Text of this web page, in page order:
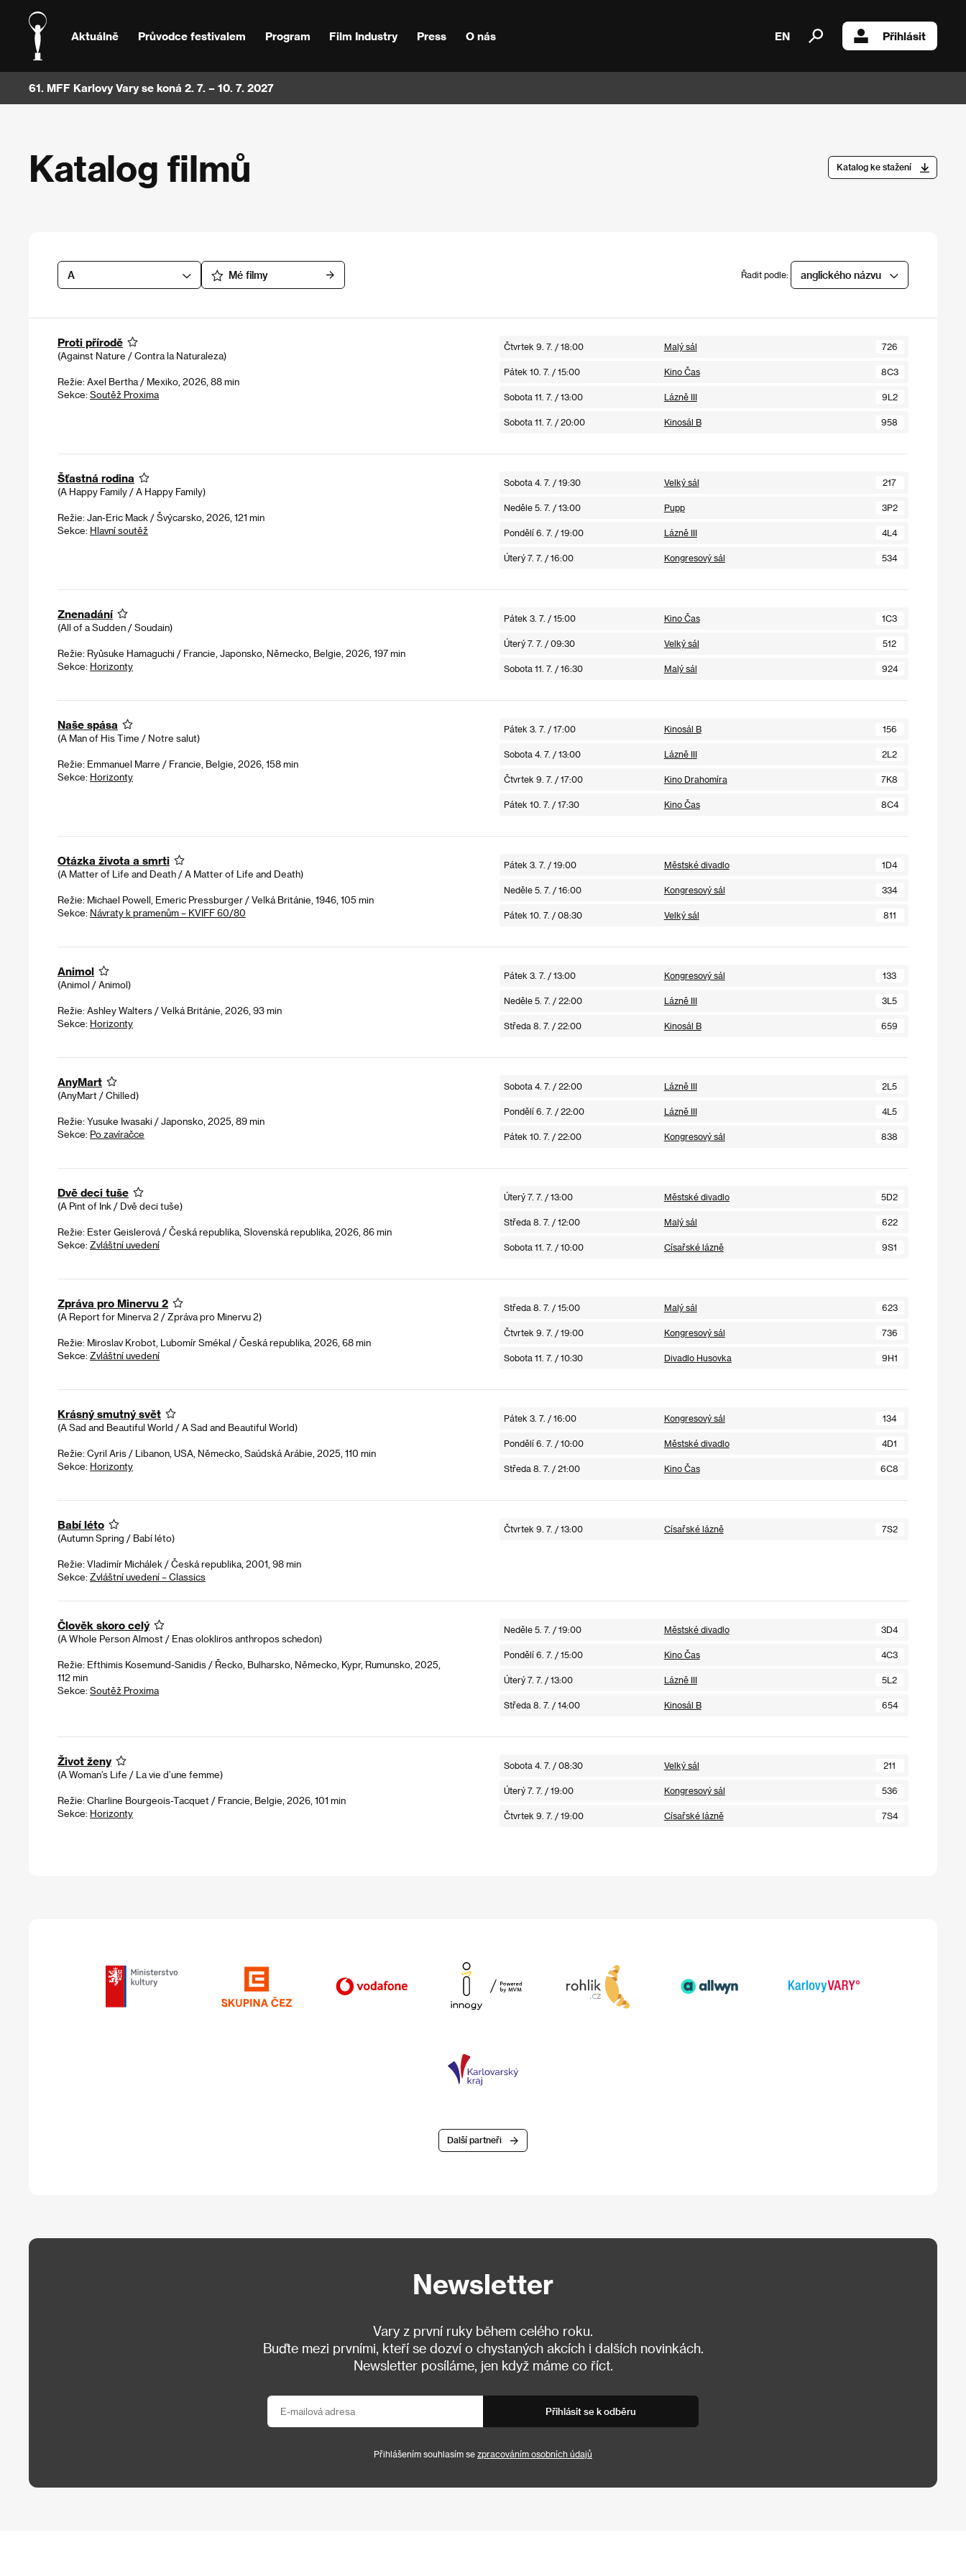
Aktuálně Průvodce festivalem Program Film Industry Press O nás EN Přihlásit
61. MFF Karlovy Vary se koná 2. 7. – 10. 7. 2027
Katalog filmů Katalog ke stažení
A Mé filmy Řadit podle: anglického názvu
Proti přírodě
(Against Nature / Contra la Naturaleza)
Režie: Axel Bertha / Mexiko, 2026, 88 min
Sekce: Soutěž Proxima
Čtvrtek 9. 7. / 18:00 Malý sál 726
Pátek 10. 7. / 15:00 Kino Čas 8C3
Sobota 11. 7. / 13:00 Lázně III 9L2
Sobota 11. 7. / 20:00 Kinosál B 958
Šťastná rodina
(A Happy Family / A Happy Family)
Režie: Jan-Eric Mack / Švýcarsko, 2026, 121 min
Sekce: Hlavní soutěž
Sobota 4. 7. / 19:30 Velký sál 217
Neděle 5. 7. / 13:00 Pupp 3P2
Pondělí 6. 7. / 19:00 Lázně III 4L4
Úterý 7. 7. / 16:00 Kongresový sál 534
Znenadání
(All of a Sudden / Soudain)
Režie: Ryûsuke Hamaguchi / Francie, Japonsko, Německo, Belgie, 2026, 197 min
Sekce: Horizonty
Pátek 3. 7. / 15:00 Kino Čas 1C3
Úterý 7. 7. / 09:30 Velký sál 512
Sobota 11. 7. / 16:30 Malý sál 924
Naše spása
(A Man of His Time / Notre salut)
Režie: Emmanuel Marre / Francie, Belgie, 2026, 158 min
Sekce: Horizonty
Pátek 3. 7. / 17:00 Kinosál B 156
Sobota 4. 7. / 13:00 Lázně III 2L2
Čtvrtek 9. 7. / 17:00 Kino Drahomíra 7K8
Pátek 10. 7. / 17:30 Kino Čas 8C4
Otázka života a smrti
(A Matter of Life and Death / A Matter of Life and Death)
Režie: Michael Powell, Emeric Pressburger / Velká Británie, 1946, 105 min
Sekce: Návraty k pramenům – KVIFF 60/80
Pátek 3. 7. / 19:00 Městské divadlo 1D4
Neděle 5. 7. / 16:00 Kongresový sál 334
Pátek 10. 7. / 08:30 Velký sál 811
Animol
(Animol / Animol)
Režie: Ashley Walters / Velká Británie, 2026, 93 min
Sekce: Horizonty
Pátek 3. 7. / 13:00 Kongresový sál 133
Neděle 5. 7. / 22:00 Lázně III 3L5
Středa 8. 7. / 22:00 Kinosál B 659
AnyMart
(AnyMart / Chilled)
Režie: Yusuke Iwasaki / Japonsko, 2025, 89 min
Sekce: Po zavíračce
Sobota 4. 7. / 22:00 Lázně III 2L5
Pondělí 6. 7. / 22:00 Lázně III 4L5
Pátek 10. 7. / 22:00 Kongresový sál 838
Dvě deci tuše
(A Pint of Ink / Dvě deci tuše)
Režie: Ester Geislerová / Česká republika, Slovenská republika, 2026, 86 min
Sekce: Zvláštní uvedení
Úterý 7. 7. / 13:00 Městské divadlo 5D2
Středa 8. 7. / 12:00 Malý sál 622
Sobota 11. 7. / 10:00 Císařské lázně 9S1
Zpráva pro Minervu 2
(A Report for Minerva 2 / Zpráva pro Minervu 2)
Režie: Miroslav Krobot, Lubomír Smékal / Česká republika, 2026, 68 min
Sekce: Zvláštní uvedení
Středa 8. 7. / 15:00 Malý sál 623
Čtvrtek 9. 7. / 19:00 Kongresový sál 736
Sobota 11. 7. / 10:30 Divadlo Husovka 9H1
Krásný smutný svět
(A Sad and Beautiful World / A Sad and Beautiful World)
Režie: Cyril Aris / Libanon, USA, Německo, Saúdská Arábie, 2025, 110 min
Sekce: Horizonty
Pátek 3. 7. / 16:00 Kongresový sál 134
Pondělí 6. 7. / 10:00 Městské divadlo 4D1
Středa 8. 7. / 21:00 Kino Čas 6C8
Babí léto
(Autumn Spring / Babí léto)
Režie: Vladimír Michálek / Česká republika, 2001, 98 min
Sekce: Zvláštní uvedení – Classics
Čtvrtek 9. 7. / 13:00 Císařské lázně 7S2
Člověk skoro celý
(A Whole Person Almost / Enas olokliros anthropos schedon)
Režie: Efthimis Kosemund-Sanidis / Řecko, Bulharsko, Německo, Kypr, Rumunsko, 2025,
112 min
Sekce: Soutěž Proxima
Neděle 5. 7. / 19:00 Městské divadlo 3D4
Pondělí 6. 7. / 15:00 Kino Čas 4C3
Úterý 7. 7. / 13:00 Lázně III 5L2
Středa 8. 7. / 14:00 Kinosál B 654
Život ženy
(A Woman’s Life / La vie d’une femme)
Režie: Charline Bourgeois-Tacquet / Francie, Belgie, 2026, 101 min
Sekce: Horizonty
Sobota 4. 7. / 08:30 Velký sál 211
Úterý 7. 7. / 19:00 Kongresový sál 536
Čtvrtek 9. 7. / 19:00 Císařské lázně 7S4
Další partneři
Newsletter
Vary z první ruky během celého roku.
Buďte mezi prvními, kteří se dozví o chystaných akcích i dalších novinkách.
Newsletter posíláme, jen když máme co říct.
Přihlásit se k odběru
Přihlášením souhlasím se zpracováním osobních údajů